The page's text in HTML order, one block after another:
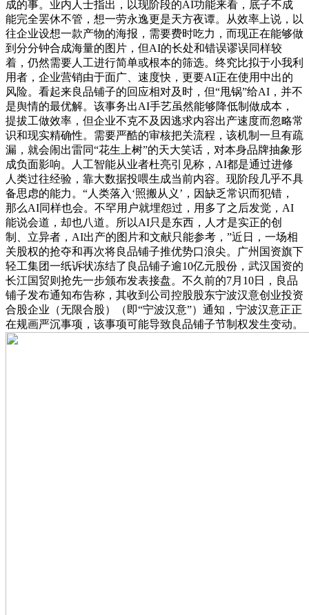
成的事。业内人士指出，以现阶段的AI功能来看，底子不成
能完全罢休不管，想一劳永逸更是天方夜谭。从效率上说，以
往企业设想一款产物的海报，需要费时吃力，而现正在能够做
到分分钟合成海量的图片，但AI的长处和错误谬误同样较
着，仍然需要人工进行简单或根本的筛选。终究比拟于小我利
用者，企业营销由于面广、速度快，更要AI正在使用中出的
风险。看起来良品铺子的回应相对及时，但“甩锅”给AI，并不
是舆情的最优解。该事务出AI手艺虽然能够降低制做成本，
提拔工做效率，但企业不克不及因逃求内容出产速度而忽略常
识和现实精确性。需要严酷的审核把关流程，该机制一旦有疏
漏，就会闹出雷同“花生上树”的天大笑话，对本身品牌抽象形
成负面影响。人工智能从业者杜亮引见称，AI都是通过进修
人类过往经验，靠大数据投喂生成当前内容。现阶段几乎不具
备思虑的能力。“人类落入‘照搬从义’，因缺乏常识而犯错，
那么AI同样也会。不罕用户就埋怨过，用多了之后发觉，AI
能说会道，却也八道。所以AI只是东西，人才是实正的创
制、立异者，AI出产的图片和文献只能参考，”近日，一场相
关股权的抢夺和再次将良品铺子推优势口浪尖。广州国资旗下
轻工集团一纸诉状冻结了良品铺子逾10亿元股份，武汉国资的
长江国贸则抢先一步颁布发表接盘。不久前的7月10日，良品
铺子发布通知布告称，其收到公司控股股东宁波汉意创业投资
合股企业（无限合股）（即“宁波汉意”）通知，宁波汉意正正
在规画严沉事项，该事项可能导致良品铺子节制权发生变动。